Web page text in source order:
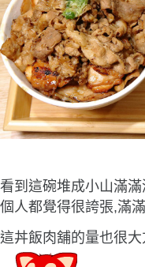
看到這碗堆成小山滿
個人都覺得很誇張,滿
這丼飯肉舖的量也很